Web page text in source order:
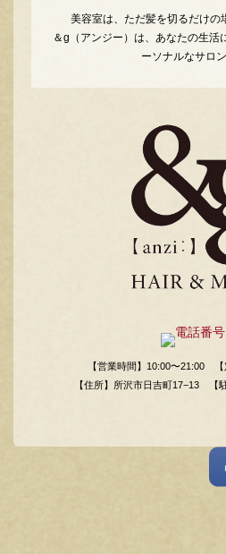
美容室は、ただ髪を切るだけの
＆g（アンジー）は、あなたの生活
ーソナルなサロン
【営業時間】10:00〜21:00
【住所】所沢市日吉町17−13
【